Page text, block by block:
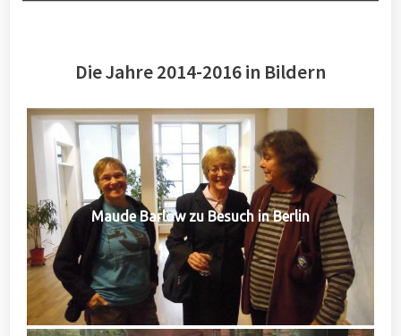
Die Jahre 2014-2016 in Bildern
Maude Barlow zu Besuch in Berlin